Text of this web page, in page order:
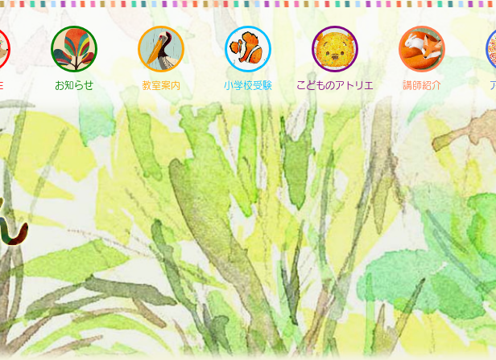
お知らせ 教室案内 小学校受験 こどものアトリエ 講師紹介